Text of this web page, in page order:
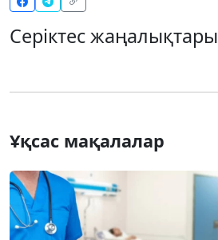
Серіктес жаңалықтары
Ұқсас мақалалар